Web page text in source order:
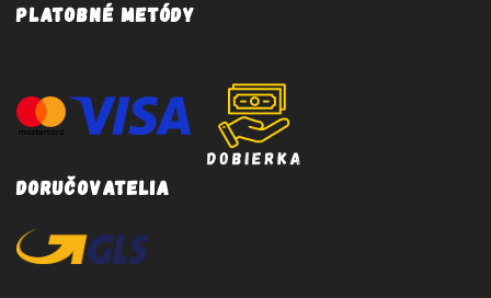
Platobné metódy
Doručovatelia